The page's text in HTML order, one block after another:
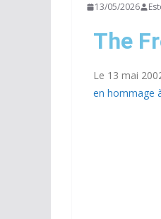
13/05/2026
The
Le 13 mai
en hommage